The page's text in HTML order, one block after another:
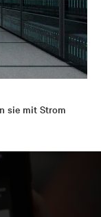
sie mit Strom